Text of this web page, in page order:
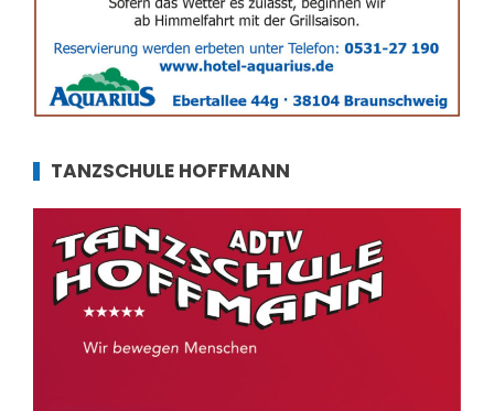
TANZSCHULE HOFFMANN